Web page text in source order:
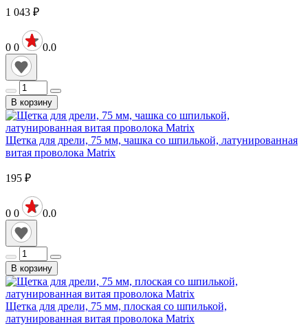
1 043 ₽
0 0 0.0
В корзину
Щетка для дрели, 75 мм, чашка со шпилькой, латунированная
витая проволока Matrix
195 ₽
0 0 0.0
В корзину
Щетка для дрели, 75 мм, плоская со шпилькой,
латунированная витая проволока Matrix